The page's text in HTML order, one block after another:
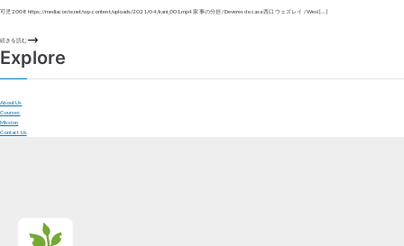
可児 2008 https://mediaconte.net/wp-content/uploads/2021/04/kani_001.mp4 家事の分担 / Deveres de casa 西口 ウェズレイ / Wesl […]
続きを読む
Explore
About Us
Courses
Mission
Contact Us